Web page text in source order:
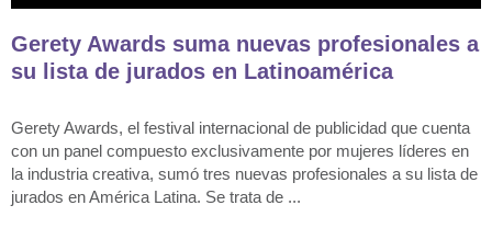
Gerety Awards suma nuevas profesionales a
su lista de jurados en Latinoamérica
Gerety Awards, el festival internacional de publicidad que cuenta
con un panel compuesto exclusivamente por mujeres líderes en
la industria creativa, sumó tres nuevas profesionales a su lista de
jurados en América Latina. Se trata de ...